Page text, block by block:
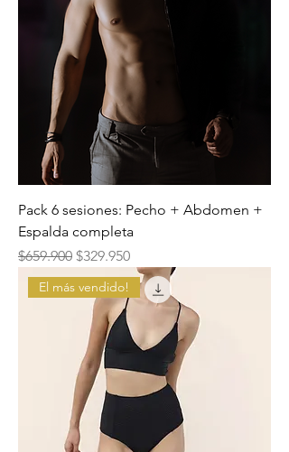
Pack 6 sesiones: Pecho + Abdomen +
Espalda completa
Precio
$659.900 Precio de oferta
$329.950
El más vendido!